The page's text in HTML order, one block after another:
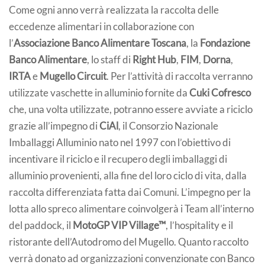
Come ogni anno verrà realizzata la raccolta delle
eccedenze alimentari in collaborazione con
l’Associazione Banco Alimentare Toscana, la Fondazione
Banco Alimentare, lo staff di Right Hub, FIM, Dorna,
IRTAe Mugello Circuit. Per l’attività di raccolta verranno
utilizzate vaschette in alluminio fornite da Cuki Cofresco
che, una volta utilizzate, potranno essere avviate a riciclo
grazie all’impegno di CiAl, il Consorzio Nazionale
Imballaggi Alluminio nato nel 1997 con l’obiettivo di
incentivare il riciclo e il recupero degli imballaggi di
alluminio provenienti, alla fine del loro ciclo di vita, dalla
raccolta differenziata fatta dai Comuni. L’impegno per la
lotta allo spreco alimentare coinvolgerà i Team all’interno
del paddock, il MotoGP VIP Village™, l’hospitality e il
ristorante dell’Autodromo del Mugello. Quanto raccolto
verrà donato ad organizzazioni convenzionate con Banco